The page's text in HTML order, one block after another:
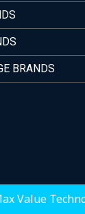
BRANDS
Value